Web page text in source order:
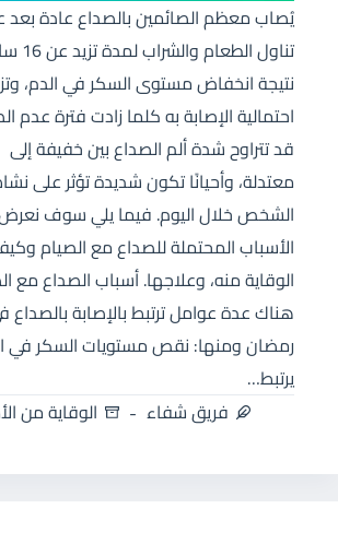
يُصاب معظم الصائمين بالصداع عادة
تناول
نتيجة انخفاض مستوى السكر في الدم،
احتمالية الإصابة به كلما زادت فترة عدم
قد تتراوح شدة ألم الصداع بين خفيفة إلى
معتدلة، وأحيانًا تكون شديدة تؤثر على
الشخص خلال اليوم. فيما يلي سوف
الأسباب المحتملة للصداع مع الصيام
الوقاية منه، وعلاجها. أسباب الصداع مع
هناك عدة عوامل ترتبط بالإصابة بالصداع
رمضان ومنها: نقص مستويات السكر في
يرتبط…
فريق شفاء
الوقاية من